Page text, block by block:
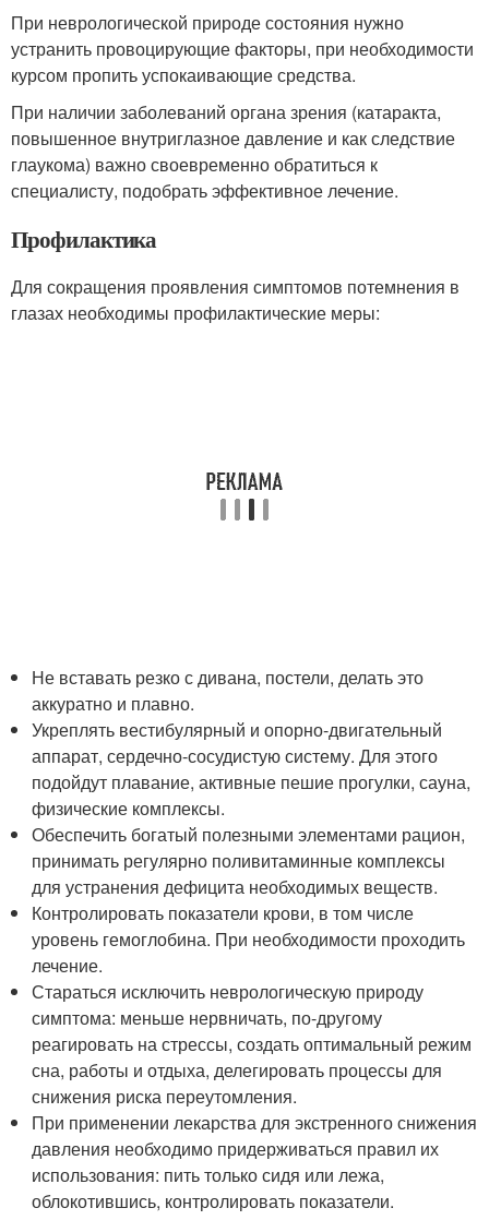
При неврологической природе состояния нужно
устранить провоцирующие факторы, при необходимости
курсом пропить успокаивающие средства.
При наличии заболеваний органа зрения (катаракта,
повышенное внутриглазное давление и как следствие
глаукома) важно своевременно обратиться к
специалисту, подобрать эффективное лечение.
Профилактика
Для сокращения проявления симптомов потемнения в
глазах необходимы профилактические меры:
Не вставать резко с дивана, постели, делать это
аккуратно и плавно.
Укреплять вестибулярный и опорно-двигательный
аппарат, сердечно-сосудистую систему. Для этого
подойдут плавание, активные пешие прогулки, сауна,
физические комплексы.
Обеспечить богатый полезными элементами рацион,
принимать регулярно поливитаминные комплексы
для устранения дефицита необходимых веществ.
Контролировать показатели крови, в том числе
уровень гемоглобина. При необходимости проходить
лечение.
Стараться исключить неврологическую природу
симптома: меньше нервничать, по-другому
реагировать на стрессы, создать оптимальный режим
сна, работы и отдыха, делегировать процессы для
снижения риска переутомления.
При применении лекарства для экстренного снижения
давления необходимо придерживаться правил их
использования: пить только сидя или лежа,
облокотившись, контролировать показатели.